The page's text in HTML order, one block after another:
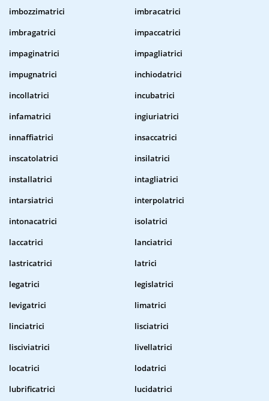
imbozzimatrici
imbracatrici
imbragatrici
impaccatrici
impaginatrici
impagliatrici
impugnatrici
inchiodatrici
incollatrici
incubatrici
infamatrici
ingiuriatrici
innaffiatrici
insaccatrici
inscatolatrici
insilatrici
installatrici
intagliatrici
intarsiatrici
interpolatrici
intonacatrici
isolatrici
laccatrici
lanciatrici
lastricatrici
latrici
legatrici
legislatrici
levigatrici
limatrici
linciatrici
lisciatrici
lisciviatrici
livellatrici
locatrici
lodatrici
lubrificatrici
lucidatrici